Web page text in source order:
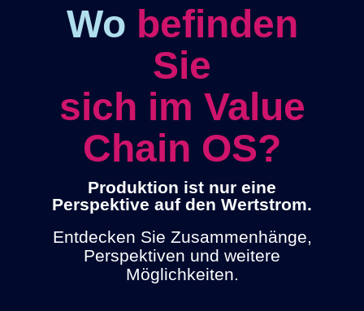
Wo befinden
Sie
sich im Value
Chain OS?
Produktion ist nur eine
Perspektive auf den Wertstrom.
Entdecken Sie Zusammenhänge,
Perspektiven und weitere
Möglichkeiten.